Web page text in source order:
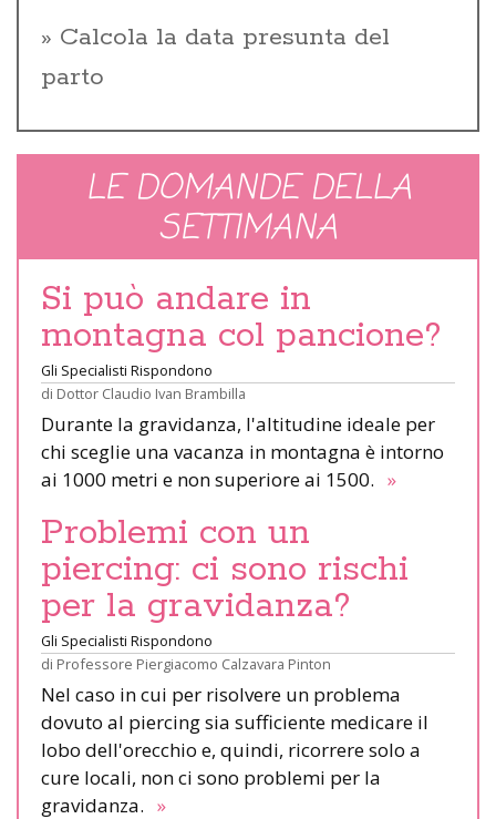
Calcola la data presunta del
parto
LE DOMANDE DELLA
SETTIMANA
Si può andare in
montagna col pancione?
Gli Specialisti Rispondono
di Dottor Claudio Ivan Brambilla
Durante la gravidanza, l'altitudine ideale per
chi sceglie una vacanza in montagna è intorno
ai 1000 metri e non superiore ai 1500. »
Problemi con un
piercing: ci sono rischi
per la gravidanza?
Gli Specialisti Rispondono
di Professore Piergiacomo Calzavara Pinton
Nel caso in cui per risolvere un problema
dovuto al piercing sia sufficiente medicare il
lobo dell'orecchio e, quindi, ricorrere solo a
cure locali, non ci sono problemi per la
gravidanza. »